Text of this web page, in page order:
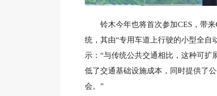
铃木今年也将首次参加CES，带
统，其由“专用车道上行驶的小型全自
示：“与传统公共交通相比，这种可扩
低了交通基础设施成本，同时提供了
会。”